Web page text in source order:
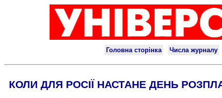
КОЛИ ДЛЯ РОСІЇ НАСТАНЕ ДЕНЬ